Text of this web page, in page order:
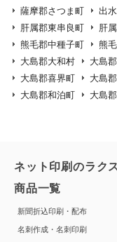
薩摩郡さつま町
出
肝属郡東串良町
肝
熊毛郡中種子町
熊
大島郡大和村
大島
大島郡喜界町
大島
大島郡和泊町
大島
ネット印刷のラク
商品一覧
新聞折込印刷・配布
名刺作成・名刺印刷